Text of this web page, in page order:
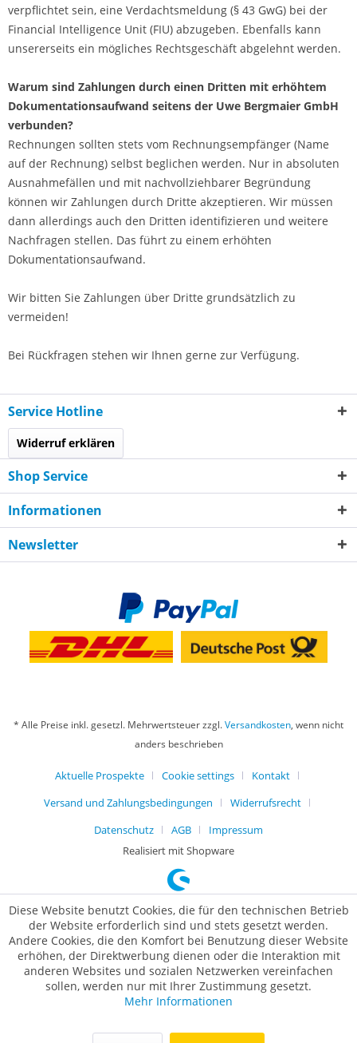
verpflichtet sein, eine Verdachtsmeldung (§ 43 GwG) bei der
Financial Intelligence Unit (FIU) abzugeben. Ebenfalls kann
unsererseits ein mögliches Rechtsgeschäft abgelehnt werden.
Warum sind Zahlungen durch einen Dritten mit erhöhtem
Dokumentationsaufwand seitens der Uwe Bergmaier GmbH
verbunden?
Rechnungen sollten stets vom Rechnungsempfänger (Name
auf der Rechnung) selbst beglichen werden. Nur in absoluten
Ausnahmefällen und mit nachvollziehbarer Begründung
können wir Zahlungen durch Dritte akzeptieren. Wir müssen
dann allerdings auch den Dritten identifizieren und weitere
Nachfragen stellen. Das führt zu einem erhöhten
Dokumentationsaufwand.
Wir bitten Sie Zahlungen über Dritte grundsätzlich zu
vermeiden!
Bei Rückfragen stehen wir Ihnen gerne zur Verfügung.
Service Hotline
Widerruf erklären
Shop Service
Informationen
Newsletter
* Alle Preise inkl. gesetzl. Mehrwertsteuer zzgl.Versandkosten, wenn nicht
anders beschrieben
Aktuelle Prospekte Cookie settings
Kontakt
Versand und Zahlungsbedingungen
Widerrufsrecht
Datenschutz
AGB
Impressum
Realisiert mit Shopware
Diese Website benutzt Cookies, die für den technischen Betrieb
der Website erforderlich sind und stets gesetzt werden.
Andere Cookies, die den Komfort bei Benutzung dieser Website
erhöhen, der Direktwerbung dienen oder die Interaktion mit
anderen Websites und sozialen Netzwerken vereinfachen
sollen, werden nur mit Ihrer Zustimmung gesetzt.
Mehr Informationen